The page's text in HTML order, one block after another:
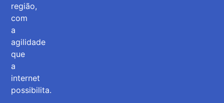
região,
com
a
agilidade
que
a
internet
possibilita.